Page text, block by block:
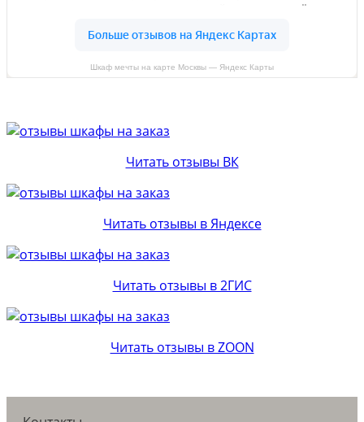
Шкаф мечты на карте Москвы — Яндекс Карты
Читать отзывы ВК
Читать отзывы в Яндексе
Читать отзывы в 2ГИС
Читать отзывы в ZOON